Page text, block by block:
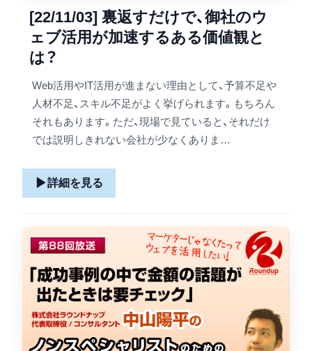
[22/11/03] 裏返すだけで、御社のウ
ェブ活用が加速するある価値観と
は？
Web活用やIT活用が進まない理由として、予算不足や
人材不足、スキル不足がよく挙げられます。もちろん
それもあります。ただ、現場で見ていると、それだけ
では説明しきれない会社が少なくありま…
▶詳細を見る